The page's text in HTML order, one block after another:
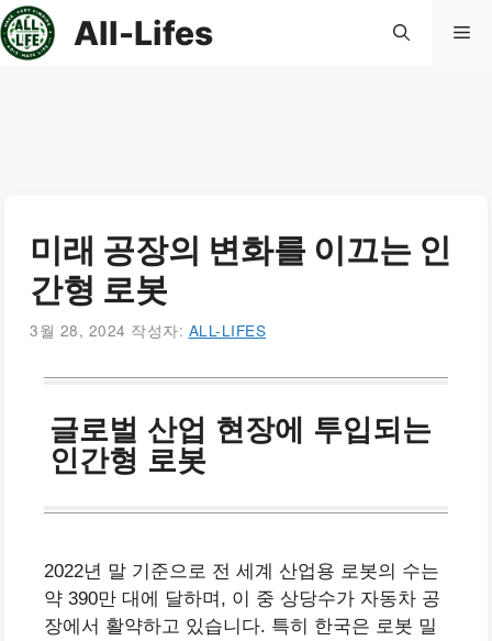
컨
텐
All-Lifes 메
미래 공장의 변화를 이끄는 인
간형 로봇
3월 28, 2024 작성자: ALL-LIFES
글로벌 산업 현장에 투입되는
인간형 로봇
2022년 말 기준으로 전 세계 산업용 로봇의 수는
약 390만 대에 달하며, 이 중 상당수가 자동차 공
장에서 활약하고 있습니다. 특히 한국은 로봇 밀